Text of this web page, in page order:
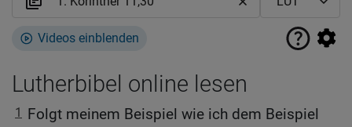
Videos einblenden
Lutherbibel online lesen
1 Folgt meinem Beispiel wie ich dem Beispiel